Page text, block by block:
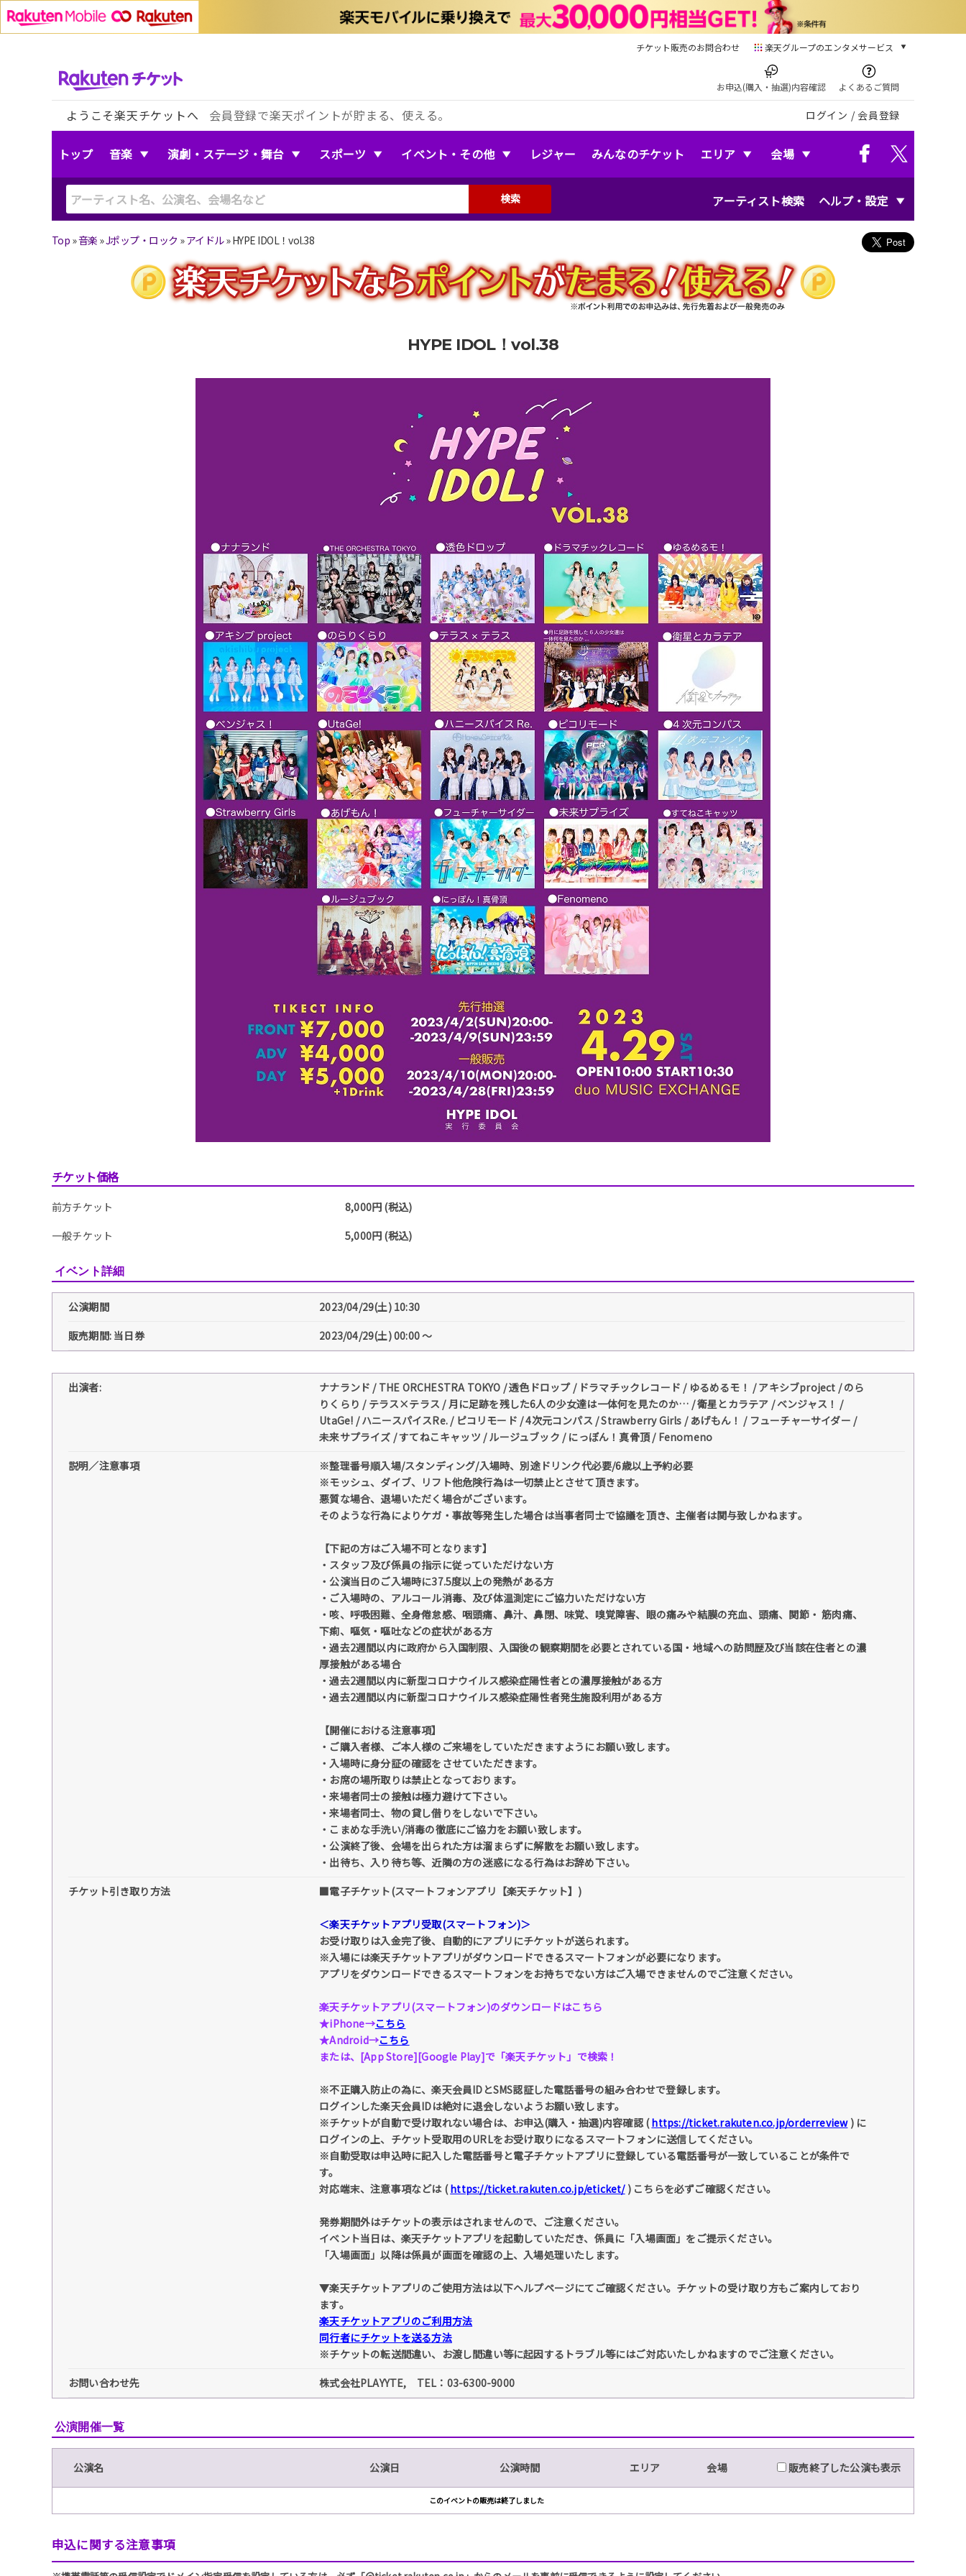
チケット販売のお問合わせ 楽天グループのエンタメサービス
本/ゲーム/CD/DVD
楽天ブックス
電子書籍
楽天Kobo
音楽配信
動画配信ガイド
Rakuten PLAY
無料テレビ
お申込(購入・抽選)内容確認 よくあるご質問
ようこそ楽天チケットへ 会員登録で楽天ポイントが貯まる、使える。 ログイン / 会員登録
トップ 音楽 演劇・ステージ・舞台 スポーツ イベント・その他 レジャー みんなのチケット エリア 会場
アーティスト検索 ヘルプ・設定
検索
Top »音楽 »Jポップ・ロック »アイドル»HYPE IDOL！vol.38
HYPE IDOL！vol.38
チケット価格
前方チケット
8,000円 (税込)
一般チケット
5,000円 (税込)
イベント詳細
公演期間
2023/04/29(土) 10:30
販売期間: 当日券
2023/04/29(土) 00:00 〜
出演者:
ナナランド / THE ORCHESTRA TOKYO / 透色ドロップ / ドラマチックレコード / ゆるめるモ！ / アキシブproject / のら
りくらり / テラス×テラス / 月に足跡を残した6人の少女達は一体何を見たのか… / 衛星とカラテア / ベンジャス！ /
UtaGe! / ハニースパイスRe. / ピコリモード / 4次元コンパス / Strawberry Girls / あげもん！ / フューチャーサイダー /
未来サプライズ / すてねこキャッツ / ルージュブック / にっぽん！真骨頂 / Fenomeno
説明／注意事項
※整理番号順入場/スタンディング/入場時、別途ドリンク代必要/6歳以上予約必要
※モッシュ、ダイブ、リフト他危険行為は一切禁止とさせて頂きます。
悪質な場合、退場いただく場合がございます。
そのような行為によりケガ・事故等発生した場合は当事者同士で協議を頂き、主催者は関与致しかねます。
【下記の方はご入場不可となります】
・スタッフ及び係員の指示に従っていただけない方
・公演当日のご入場時に37.5度以上の発熱がある方
・ご入場時の、アルコール消毒、及び体温測定にご協力いただけない方
・咳、呼吸困難、全身倦怠感、咽頭痛、鼻汁、鼻閉、味覚、嗅覚障害、眼の痛みや結膜の充血、頭痛、関節・ 筋肉痛、
下痢、嘔気・嘔吐などの症状がある方
・過去2週間以内に政府から入国制限、入国後の観察期間を必要とされている国・地域への訪問歴及び当該在住者との濃
厚接触がある場合
・過去2週間以内に新型コロナウイルス感染症陽性者との濃厚接触がある方
・過去2週間以内に新型コロナウイルス感染症陽性者発生施設利用がある方
【開催における注意事項】
・ご購入者様、ご本人様のご来場をしていただきますようにお願い致します。
・入場時に身分証の確認をさせていただきます。
・お席の場所取りは禁止となっております。
・来場者同士の接触は極力避けて下さい。
・来場者同士、物の貸し借りをしないで下さい。
・こまめな手洗い/消毒の徹底にご協力をお願い致します。
・公演終了後、会場を出られた方は溜まらずに解散をお願い致します。
・出待ち、入り待ち等、近隣の方の迷惑になる行為はお辞め下さい。
チケット引き取り方法
■電子チケット(スマートフォンアプリ【楽天チケット】)
＜楽天チケットアプリ受取(スマートフォン)＞
お受け取りは入金完了後、自動的にアプリにチケットが送られます。
※入場には楽天チケットアプリがダウンロードできるスマートフォンが必要になります。
アプリをダウンロードできるスマートフォンをお持ちでない方はご入場できませんのでご注意ください。
楽天チケットアプリ(スマートフォン)のダウンロードはこちら
★iPhone→こちら
★Android→こちら
または、[App Store][Google Play]で「楽天チケット」で検索！
※不正購入防止の為に、楽天会員IDとSMS認証した電話番号の組み合わせで登録します。
ログインした楽天会員IDは絶対に退会しないようお願い致します。
※チケットが自動で受け取れない場合は、お申込(購入・抽選)内容確認 (https://ticket.rakuten.co.jp/orderreview) に
ログインの上、チケット受取用のURLをお受け取りになるスマートフォンに送信してください。
※自動受取は申込時に記入した電話番号と電子チケットアプリに登録している電話番号が一致していることが条件で
す。
対応端末、注意事項などは (https://ticket.rakuten.co.jp/eticket/) こちらを必ずご確認ください。
発券期間外はチケットの表示はされませんので、ご注意ください。
イベント当日は、楽天チケットアプリを起動していただき、係員に「入場画面」をご提示ください。
「入場画面」以降は係員が画面を確認の上、入場処理いたします。
▼楽天チケットアプリのご使用方法は以下ヘルプページにてご確認ください。チケットの受け取り方もご案内しており
ます。
楽天チケットアプリのご利用方法
同行者にチケットを送る方法
※チケットの転送間違い、お渡し間違い等に起因するトラブル等にはご対応いたしかねますのでご注意ください。
お問い合わせ先
株式会社PLAYYTE, TEL：03-6300-9000
公演開催一覧
公演名 公演日 公演時間 エリア 会場 販売終了した公演も表示
このイベントの販売は終了しました
申込に関する注意事項